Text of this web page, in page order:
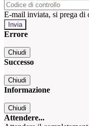
E-mail inviata, si prega di
Errore
Chiudi
Successo
Chiudi
Informazione
Chiudi
Attendere...